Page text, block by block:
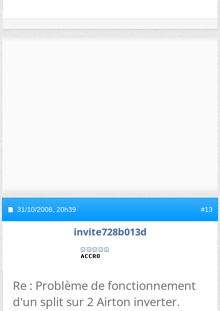
31/10/2008, 20h39 #13
invite728b013d
Re : Problème de fonctionnement
d'un split sur 2 Airton inverter.